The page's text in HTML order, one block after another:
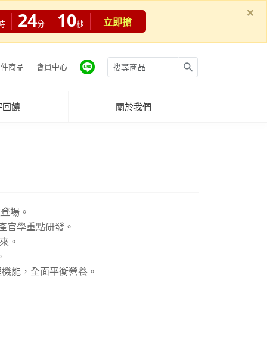
商品 會員中心
回饋 關於我們
場。
官學重點研發。
。
能，全面平衡營養。
24分 08秒 立即搶
×